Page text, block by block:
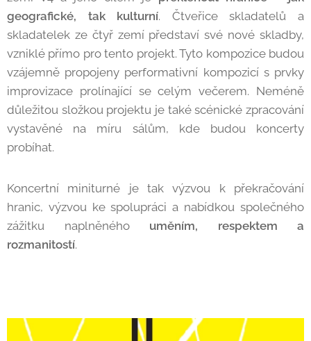
geografické, tak kulturní. Čtveřice skladatelů a
skladatelek ze čtyř zemí představí své nové skladby,
vzniklé přímo pro tento projekt. Tyto kompozice budou
vzájemně propojeny performativní kompozicí s prvky
improvizace prolínající se celým večerem. Neméně
důležitou složkou projektu je také scénické zpracování
vystavěné na míru sálům, kde budou koncerty
probíhat.
Koncertní miniturné je tak výzvou k překračování
hranic, výzvou ke spolupráci a nabídkou společného
zážitku naplněného uměním, respektem a
rozmanitostí.